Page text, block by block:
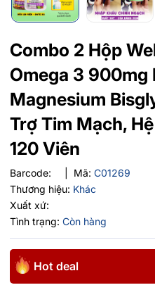
Combo 2 Hộp
Omega 3 900mg
Magnesium
Trợ Tim Mạch,
120 Viên
Barcode: Mã: C01269
Thương hiệu: Khác
Xuất xứ:
Tình trạng: Còn hàng
Hot deal